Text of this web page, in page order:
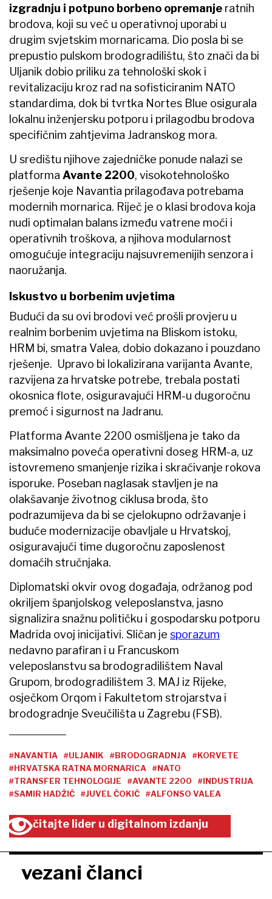
izgradnju i potpuno borbeno opremanje ratnih
brodova, koji su već u operativnoj uporabi u
drugim svjetskim mornaricama. Dio posla bi se
prepustio pulskom brodogradilištu, što znači da bi
Uljanik dobio priliku za tehnološki skok i
revitalizaciju kroz rad na sofisticiranim NATO
standardima, dok bi tvrtka Nortes Blue osigurala
lokalnu inženjersku potporu i prilagodbu brodova
specifičnim zahtjevima Jadranskog mora.
U središtu njihove zajedničke ponude nalazi se
platforma Avante 2200, visokotehnološko
rješenje koje Navantia prilagođava potrebama
modernih mornarica. Riječ je o klasi brodova koja
nudi optimalan balans između vatrene moći i
operativnih troškova, a njihova modularnost
omogućuje integraciju najsuvremenijih senzora i
naoružanja.
Iskustvo u borbenim uvjetima
Budući da su ovi brodovi već prošli provjeru u
realnim borbenim uvjetima na Bliskom istoku,
HRM bi, smatra Valea, dobio dokazano i pouzdano
rješenje. Upravo bi lokalizirana varijanta Avante,
razvijena za hrvatske potrebe, trebala postati
okosnica flote, osiguravajući HRM-u dugoročnu
premoć i sigurnost na Jadranu.
Platforma Avante 2200 osmišljena je tako da
maksimalno poveća operativni doseg HRM-a, uz
istovremeno smanjenje rizika i skraćivanje rokova
isporuke. Poseban naglasak stavljen je na
olakšavanje životnog ciklusa broda, što
podrazumijeva da bi se cjelokupno održavanje i
buduće modernizacije obavljale u Hrvatskoj,
osiguravajući time dugoročnu zaposlenost
domaćih stručnjaka.
Diplomatski okvir ovog događaja, održanog pod
okriljem španjolskog veleposlanstva, jasno
signalizira snažnu političku i gospodarsku potporu
Madrida ovoj inicijativi. Sličan je sporazum
nedavno parafiran i u Francuskom
veleposlanstvu sa brodogradilištem Naval
Grupom, brodogradilištem 3. MAJ iz Rijeke,
osječkom Orqom i Fakultetom strojarstva i
brodogradnje Sveučilišta u Zagrebu (FSB).
#NAVANTIA #ULJANIK #BRODOGRADNJA
#KORVETE
#HRVATSKA RATNA MORNARICA
#NATO
#TRANSFER TEHNOLOGIJE
#AVANTE 2200
#INDUSTRIJA
#SAMIR HADŽIĆ
#JUVEL ČOKIĆ #ALFONSO VALEA
čitajte lider u digitalnom izdanju
vezani članci